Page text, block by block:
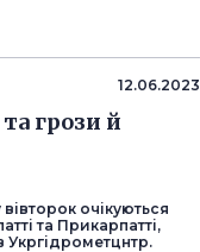
12.06.2023
грози й
очікуються
та Прикарпатті,
Укргідрометцнтр.